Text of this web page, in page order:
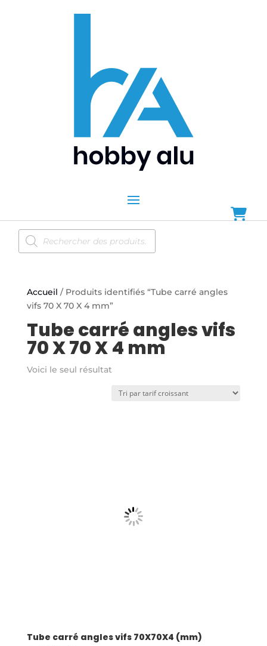
Recherche
de
produits
Accueil / Produits identifiés “Tube carré angles
vifs 70 X 70 X 4 mm”
Tube carré angles vifs
70 X 70 X 4 mm
Voici le seul résultat
Tube carré angles vifs 70X70X4 (mm)